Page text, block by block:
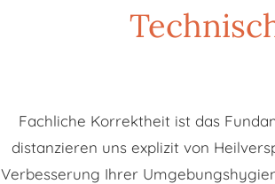
Fachliche Korrektheit ist das
distanzieren uns explizit von
Verbesserung Ihrer